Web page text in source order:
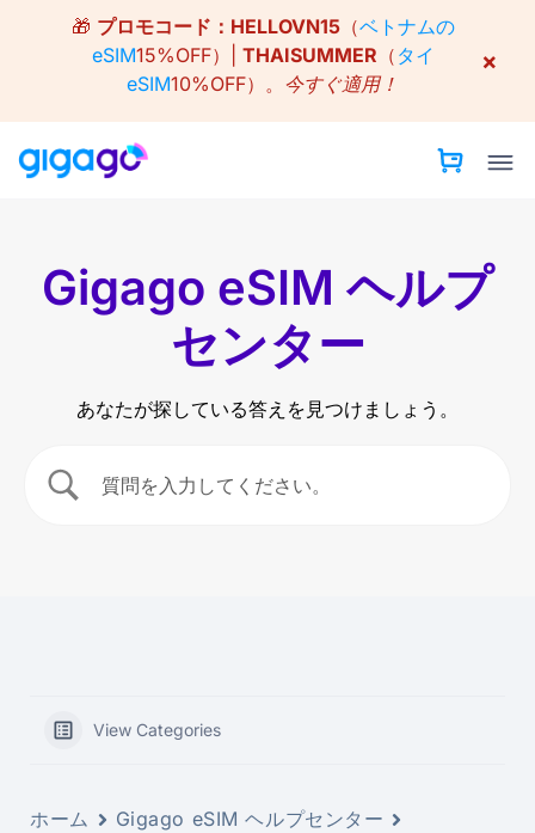
🎁 プロモコード： HELLOVN15（ベトナムの
eSIM15%OFF）| THAISUMMER （ タイ
eSIM10%OFF）。 今すぐ適用！
×
Gigago eSIM ヘルプ
センター
あなたが探している答えを見つけましょう。
View Categories
ホーム
Gigago eSIM ヘルプセンター